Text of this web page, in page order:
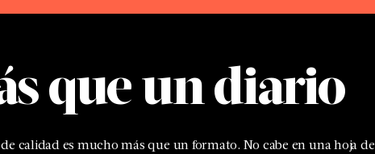
que un diario
calidad es mucho más que un formato. No cabe en una hoja de